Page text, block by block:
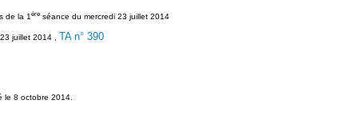
de la 1 èreséance du mercredi 23 juillet 2014
juillet 2014 , TA n° 390
le 8 octobre 2014.